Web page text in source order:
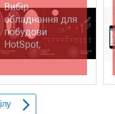
Вибір
обладнання для
побудови
HotSpot,
корпоративних
мереж. Частина
друга: мережа
UniFi від Ubiquiti